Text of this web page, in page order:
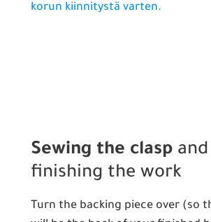
korun kiinnitystä varten.
Sewing the clasp and
finishing the work
Turn the backing piece over (so